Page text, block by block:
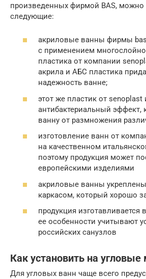
произведенных фирмой BAS,
следующие:
акриловые ванны фирмы bas
с применением
пластика от компании
акрила и АБС пластика
надежность ванне;
этот же пластик от senoplast
антибактериальный
ванну от размножения
изготовление ванн от
на качественном
поэтому продукция может
европейскими изделиями
акриловые ванны
каркасом, который хорошо
продукция изготавливается
ее особенности учитывают
российских санузлов
Как установить на угловые
Для угловых ванн чаще всего